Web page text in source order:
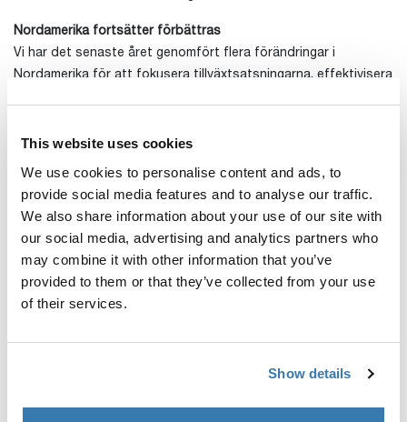
This website uses cookies
We use cookies to personalise content and ads, to
provide social media features and to analyse our traffic.
We also share information about your use of our site with
our social media, advertising and analytics partners who
may combine it with other information that you’ve
provided to them or that they’ve collected from your use
of their services.
Show details
Nordamerika fortsätter förbättras
Vi har det senaste året genomfört flera förändringar i
Nordamerika för att fokusera tillväxtsatsningarna, effektivisera
produktutveckling och försäljning. Den nyligen lanserade Thule
fått en bra start och i det första kvartalet lanserade vi Thule
Vero, en premium-cykelhållare för tyngre cyklar specifikt
utvecklad för den nordamerikanska marknaden. Även om den
nordamerikanska marknaden är fortsatt klart utmanande ger
våra åtgärder positiv effekt. Den organiska försäljningen var
oförändrad i det första kvartalet och sedan förra årets
åtgärder, har utvecklingen gått åt rätt håll kvartal för kvartal.
Effektiviseringar är avgörande för att nå lönsamhetsmålet. Vi